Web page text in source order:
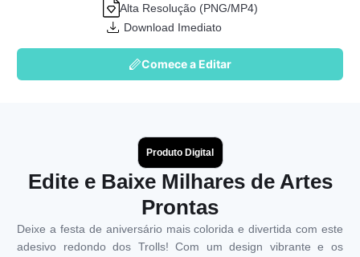
Alta Resolução (PNG/MP4)
Download Imediato
Comece a Editar
Produto Digital
Edite e Baixe Milhares de Artes
Prontas
Deixe a festa de aniversário mais colorida e divertida com este
adesivo redondo dos Trolls! Com um design vibrante e os